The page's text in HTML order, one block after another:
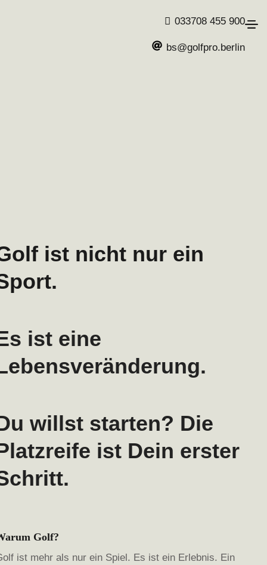
033708 455 900
bs@golfpro.berlin
ist nicht nur ein
ist eine
willst starten? Die
ist Dein erster
Golf?
ist mehr als nur ein Spiel. Es ist ein Erlebnis. Ein